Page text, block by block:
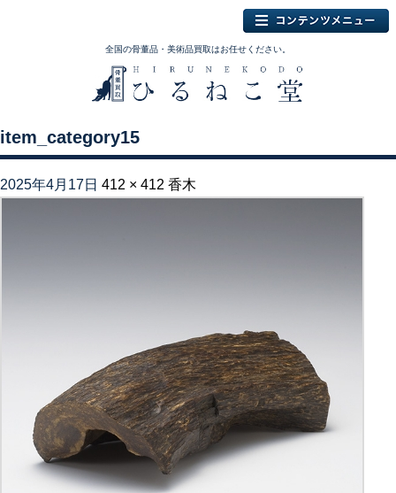
全国の骨董品・美術品買取はお任せください。
item_category15
2025年4月17日 412 × 412 香木